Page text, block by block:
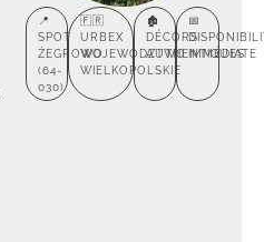
📍
SPOT
ŻEGROWO
(64-
030)
🇫🇷
URBEX
WOJEWÓDZTWO
WIELKOPOLSKIE
🏚️
DÉCORS
AUTHENTIQUES
📅
IMMÉDIATE